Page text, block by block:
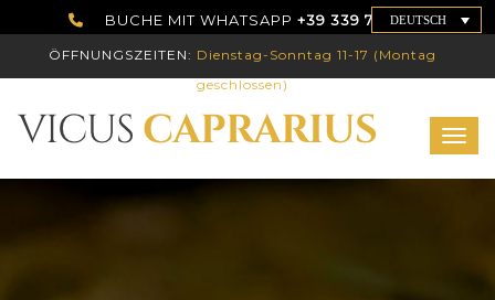
DEUTSCH
BUCHE MIT WHATSAPP +39 339 7786192
ÖFFNUNGSZEITEN: Dienstag-Sonntag 11-17 (Montag
geschlossen)